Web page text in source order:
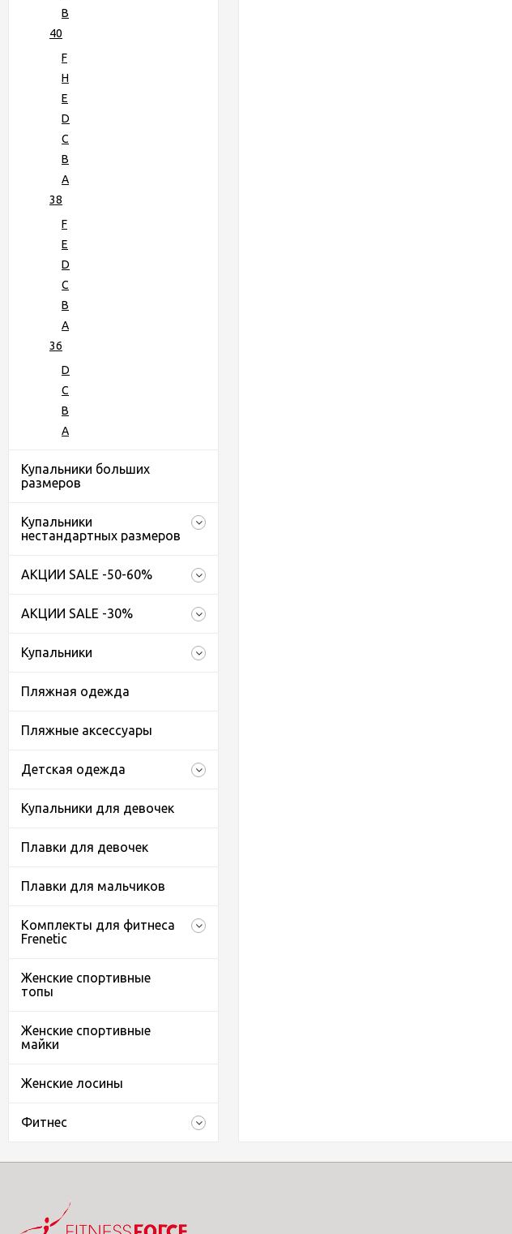
B
40
F
H
E
D
C
B
A
38
F
E
D
C
B
A
36
D
C
B
А
Купальники больших
размеров
Купальники
нестандартных размеров
АКЦИИ SALE -50-60%
АКЦИИ SALE -30%
Купальники
Пляжная одежда
Пляжные аксессуары
Детская одежда
Купальники для девочек
Плавки для девочек
Плавки для мальчиков
Комплекты для фитнеса
Frenetic
Женские спортивные
топы
Женские спортивные
майки
Женские лосины
Фитнес